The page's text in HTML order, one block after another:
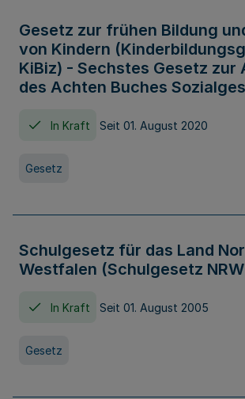
Gesetz zur frühen Bildung
von Kindern
KiBiz) - Sechstes Gesetz zur
des Achten Buches
In Kraft Seit 01. August 2020
Gesetz
Schulgesetz für das Land
Westfalen (Schulgesetz
In Kraft Seit 01. August 2005
Gesetz